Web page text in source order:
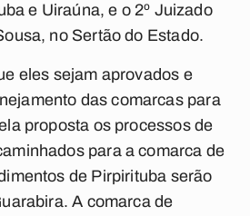
e Uiraúna, e o 2º Juizado
no Sertão do Estado.
eles sejam aprovados e
das comarcas para
proposta os processos de
para a comarca de
de Pirpirituba serão
A comarca de